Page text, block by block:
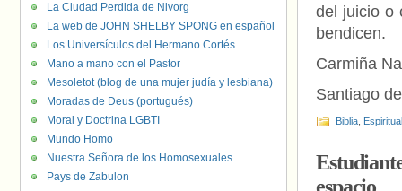
del juicio o
bendicen.
Carmiña
Santiago
Biblia
La Ciudad Perdida de Nivorg
La web de JOHN SHELBY SPONG en español
Los Universículos del Hermano Cortés
Mano a mano con el Pastor
Mesoletot (blog de una mujer judía y lesbiana)
Moradas de Deus (portugués)
Moral y Doctrina LGBTI
Mundo Homo
Nuestra Señora de los Homosexuales
Pays de Zabulon